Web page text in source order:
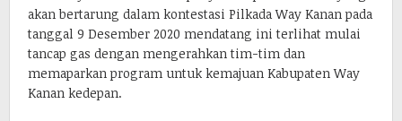
akan bertarung dalam kontestasi Pilkada Way Kanan pada
tanggal 9 Desember 2020 mendatang ini terlihat mulai
tancap gas dengan mengerahkan tim-tim dan
memaparkan program untuk kemajuan Kabupaten Way
Kanan kedepan.